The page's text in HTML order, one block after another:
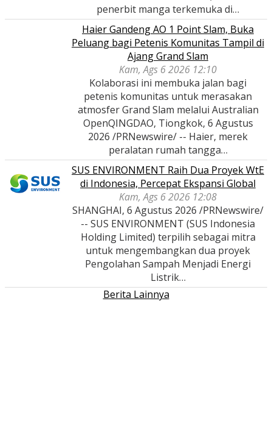
penerbit manga terkemuka di…
Haier Gandeng AO 1 Point Slam, Buka
Peluang bagi Petenis Komunitas Tampil di
Ajang Grand Slam
Kam, Ags 6 2026 12:10
Kolaborasi ini membuka jalan bagi
petenis komunitas untuk merasakan
atmosfer Grand Slam melalui Australian
OpenQINGDAO, Tiongkok, 6 Agustus
2026 /PRNewswire/ -- Haier, merek
peralatan rumah tangga…
SUS ENVIRONMENT Raih Dua Proyek WtE
di Indonesia, Percepat Ekspansi Global
Kam, Ags 6 2026 12:08
SHANGHAI, 6 Agustus 2026 /PRNewswire/
-- SUS ENVIRONMENT (SUS Indonesia
Holding Limited) terpilih sebagai mitra
untuk mengembangkan dua proyek
Pengolahan Sampah Menjadi Energi
Listrik…
Berita Lainnya